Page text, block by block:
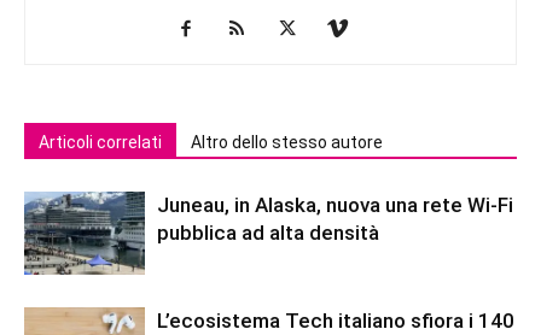
Articoli correlati Altro dello stesso autore
Juneau, in Alaska, nuova una rete Wi-Fi
pubblica ad alta densità
L’ecosistema Tech italiano sfiora i 140